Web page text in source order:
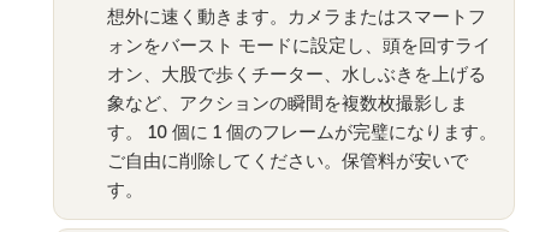
想外に速く動きます。カメラまたはスマートフ
ォンをバースト モードに設定し、頭を回すライ
オン、大股で歩くチーター、水しぶきを上げる
象など、アクションの瞬間を複数枚撮影しま
す。 10 個に 1 個のフレームが完璧になります。
ご自由に削除してください。保管料が安いで
す。